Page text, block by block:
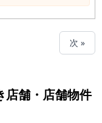
次 »
店舗・店舗物件